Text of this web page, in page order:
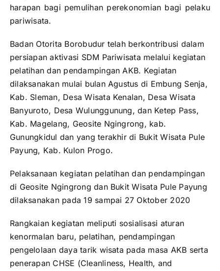
harapan bagi pemulihan perekonomian bagi pelaku
pariwisata.
Badan Otorita Borobudur telah berkontribusi dalam
persiapan aktivasi SDM Pariwisata melalui kegiatan
pelatihan dan pendampingan AKB. Kegiatan
dilaksanakan mulai bulan Agustus di Embung Senja,
Kab. Sleman, Desa Wisata Kenalan, Desa Wisata
Banyuroto, Desa Wulunggunung, dan Ketep Pass,
Kab. Magelang, Geosite Ngingrong, kab.
Gunungkidul dan yang terakhir di Bukit Wisata Pule
Payung, Kab. Kulon Progo.
Pelaksanaan kegiatan pelatihan dan pendampingan
di Geosite Ngingrong dan Bukit Wisata Pule Payung
dilaksanakan pada 19 sampai 27 Oktober 2020
Rangkaian kegiatan meliputi sosialisasi aturan
kenormalan baru, pelatihan, pendampingan
pengelolaan daya tarik wisata pada masa AKB serta
penerapan CHSE (Cleanliness, Health, and